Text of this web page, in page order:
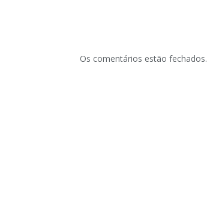
Os comentários estão fechados.